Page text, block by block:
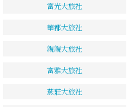
富光大旅社
華都大旅社
親親大旅社
富雅大旅社
燕莊大旅社